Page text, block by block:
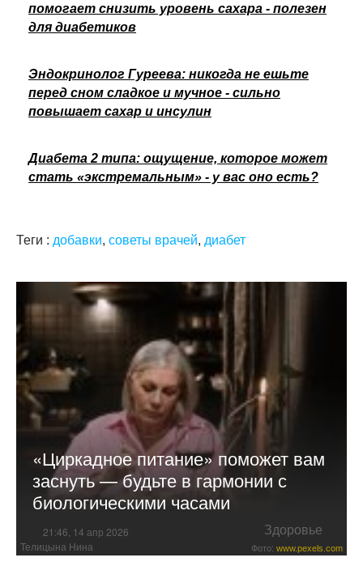
помогает снизить уровень сахара - полезен
для диабетиков
Эндокринолог Гуреева: никогда не ешьте
перед сном сладкое и мучное - сильно
повышает сахар и инсулин
Диабета 2 типа: ощущение, которое может
стать «экстремальным» - у вас оно есть?
Теги : добавки, советы врачей, диабет
«Циркадное питание» поможет вам
заснуть — будьте в гармонии с
биологическими часами
21:46, 14 апр 2026 Здоровье
Телицына Нина Фото: www.pexels.com